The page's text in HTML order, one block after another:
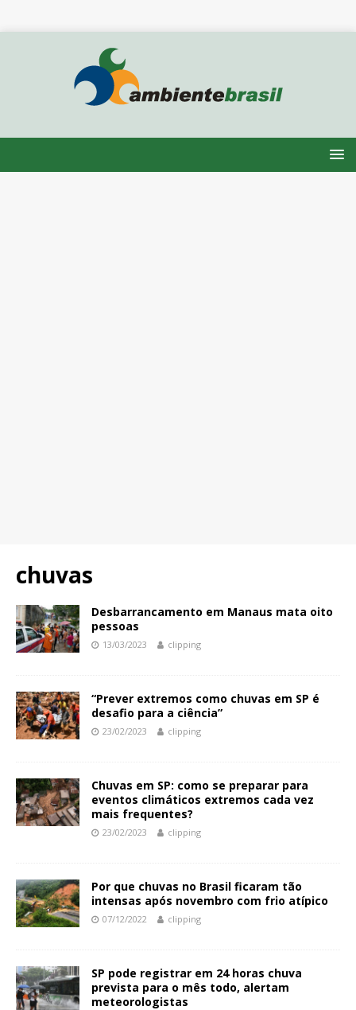
chuvas
Desbarrancamento em Manaus mata oito
pessoas
13/03/2023 clipping
“Prever extremos como chuvas em SP é
desafio para a ciência”
23/02/2023 clipping
Chuvas em SP: como se preparar para
eventos climáticos extremos cada vez
mais frequentes?
23/02/2023 clipping
Por que chuvas no Brasil ficaram tão
intensas após novembro com frio atípico
07/12/2022 clipping
SP pode registrar em 24 horas chuva
prevista para o mês todo, alertam
meteorologistas